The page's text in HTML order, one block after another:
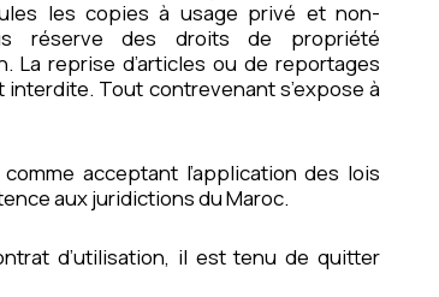
les copies à usage privé et non-
réserve des droits de propriété
reprise d’articles ou de reportages
Tout contrevenant s’expose à
acceptant l’application des lois
aux juridictions du Maroc.
d’utilisation, il est tenu de quitter